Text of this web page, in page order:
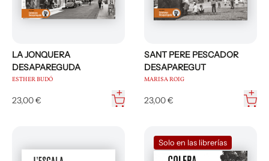
LA JONQUERA
DESAPAREGUDA
ESTHER BUDÓ
23,00 €
SANT PERE PESCADOR
DESAPAREGUT
MARISA ROIG
23,00 €
Solo en las librerías